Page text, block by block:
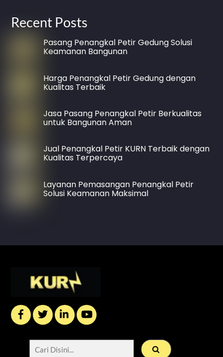
Recent Posts
Pasang Penangkal Petir Gedung Solusi
Keamanan Bangunan
Harga Penangkal Petir Gedung dengan
Kualitas Terbaik
Jasa Pasang Penangkal Petir Berkualitas
untuk Bangunan Aman
Jual Penangkal Petir KURN Terbaik dengan
Kualitas Terpercaya
Layanan Pemasangan Penangkal Petir
Solusi Keamanan Maksimal